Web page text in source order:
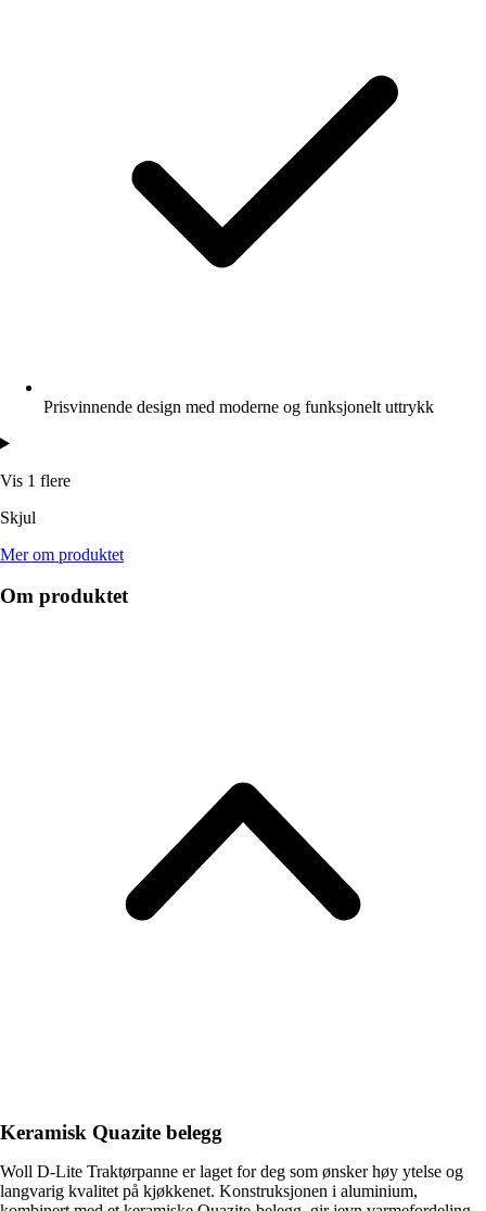
Prisvinnende design med moderne og funksjonelt uttrykk
Vis 1 flere
Skjul
Mer om produktet
Om produktet
Keramisk Quazite belegg
Woll D-Lite Traktørpanne er laget for deg som ønsker høy ytelse og
langvarig kvalitet på kjøkkenet. Konstruksjonen i aluminium,